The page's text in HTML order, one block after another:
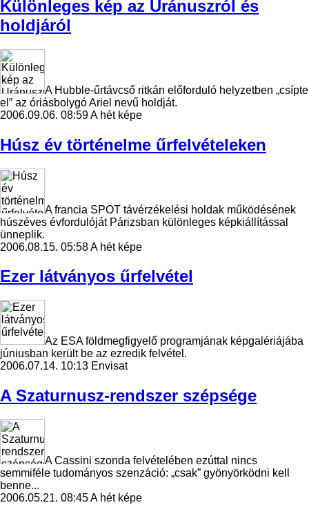
Különleges kép az Uránuszról és
holdjáról
A Hubble-űrtávcső ritkán előforduló helyzetben „csípte
el” az óriásbolygó Ariel nevű holdját.
2006.09.06. 08:59A hét képe
Húsz év történelme űrfelvételeken
A francia SPOT távérzékelési holdak működésének
húszéves évfordulóját Párizsban különleges képkiállítással
ünneplik.
2006.08.15. 05:58A hét képe
Ezer látványos űrfelvétel
Az ESA földmegfigyelő programjának képgalériájába
júniusban került be az ezredik felvétel.
2006.07.14. 10:13 Envisat
A Szaturnusz-rendszer szépsége
A Cassini szonda felvételében ezúttal nincs
semmiféle tudományos szenzáció: „csak” gyönyörködni kell
benne...
2006.05.21. 08:45A hét képe